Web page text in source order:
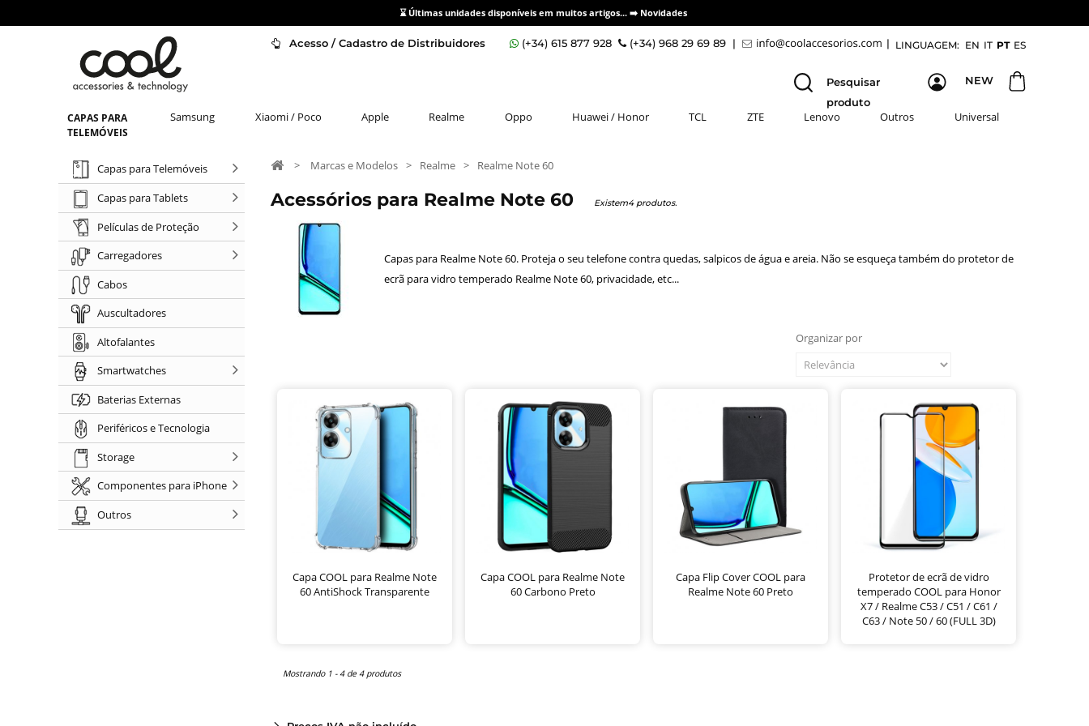
⌛ Últimas unidades disponíveis em muitos artigos... ➡️ Novidades
Acesso / Cadastro de Distribuidores LINGUAGEM: EN IT PT ES
(+34) 615 877 928 (+34) 968 29 69 89 | |
NEW
Pesquisar
produto
CAPAS PARA
TELEMÓVEIS
Samsung Xiaomi / Poco Apple Realme Oppo Huawei / Honor TCL ZTE Lenovo Outros Universal
Capas para Telemóveis
Capas para Tablets
Películas de Proteção
Carregadores
Cabos
Auscultadores
Altofalantes
Smartwatches
Baterias Externas
Periféricos e Tecnologia
Storage
Componentes para iPhone
Outros
> Marcas e Modelos > Realme > Realme Note 60
Acessórios para Realme Note 60 Existem4 produtos.
Capas para Realme Note 60. Proteja o seu telefone contra quedas, salpicos de água e areia. Não se esqueça também do protetor de
ecrã para vidro temperado Realme Note 60, privacidade, etc...
Organizar por
Capa COOL para Realme Note
60 AntiShock Transparente
Capa COOL para Realme Note
60 Carbono Preto
Capa Flip Cover COOL para
Realme Note 60 Preto
Protetor de ecrã de vidro
temperado COOL para Honor
X7 / Realme C53 / C51 / C61 /
C63 / Note 50 / 60 (FULL 3D)
Mostrando 1 - 4 de 4 produtos